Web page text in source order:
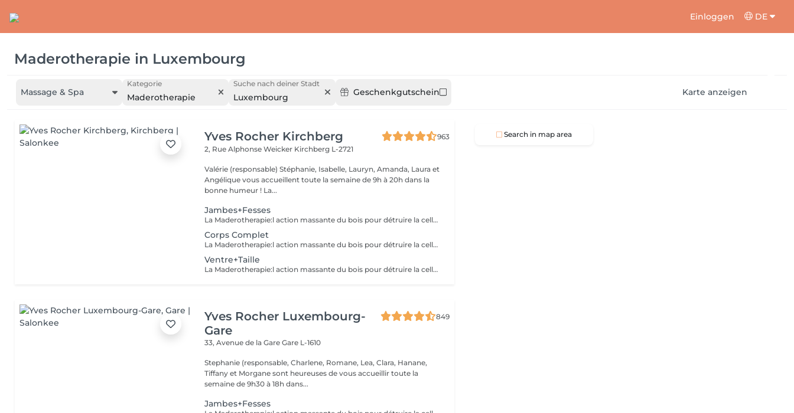
Einloggen DE
Maderotherapie in Luxembourg
Massage & Spa
Kategorie
Maderotherapie
Suche nach deiner Stadt
Luxembourg Geschenkgutschein Karte anzeigen
Yves Rocher Kirchberg
963
2, Rue Alphonse Weicker Kirchberg L-2721
Valérie (responsable) Stéphanie, Isabelle, Lauryn, Amanda, Laura et
Angélique vous accueillent toute la semaine de 9h à 20h dans la
bonne humeur ! La...
Jambes+Fesses
La Maderotherapie:l action massante du bois pour détruire la cellulite. *Active la circulation sanguine et lymphatique *Réduit les tensions musculaires. *Raffermie et tonifie la peau.
Corps Complet
La Maderotherapie:l action massante du bois pour détruire la cellulite. *Active la circulation sanguine et lymphatique *Réduit les tensions musculaires. *Raffermie et tonifie la peau.
Ventre+Taille
La Maderotherapie:l action massante du bois pour détruire la cellulite. *Active la circulation sanguine et lymphatique *Réduit les tensions musculaires. *Raffermie et tonifie la peau.
Yves Rocher Luxembourg-
Gare
849
33, Avenue de la GareGare L-1610
Stephanie (responsable, Charlene, Romane, Lea, Clara, Hanane,
Tiffany et Morgane sont heureuses de vous accueillir toute la
semaine de 9h30 à 18h dans...
Jambes+Fesses
Search in map area